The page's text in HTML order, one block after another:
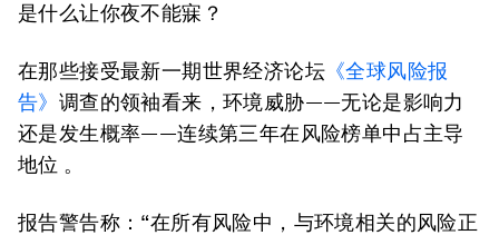
是什么让你夜不能寐？
在那些接受最新一期世界经济论坛 《全球风险报
告》 调查的领袖看来，环境威胁——无论是影响力
还是发生概率——连续第三年在风险榜单中占主导
地位 。
报告警告称：“在所有风险中，与环境相关的风险正